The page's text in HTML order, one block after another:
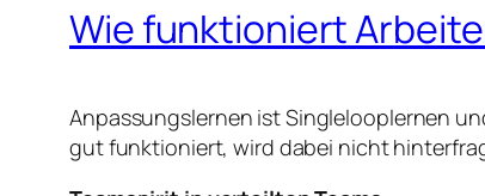
Wie funktioniert
Anpassungslernen ist Singlelooplernen
gut funktioniert, wird dabei nicht